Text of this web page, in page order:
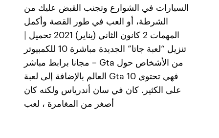
السيارات في الشوارع وتجنب القبض عليك من
الشرطة، أو العب في طور القصة وأكمل
المهمات 2 كانون الثاني (يناير) 2021 تحميل |
تنزيل “لعبة جاتا” الجديدة مباشرة 10 للكمبيوتر
مجانا برابط مباشر – Gta من الأشخاص حول
العالم بالإضافة إلى لعبة Gta 10 فهي تحتوي
على الكثير. كان في سان أندرياس ولكنه كان
أصغر من المغامرة ، لعب